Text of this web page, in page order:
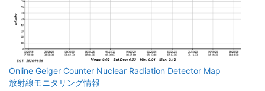
Online Geiger Counter Nuclear Radiation Detector Map
放射線モニタリング情報